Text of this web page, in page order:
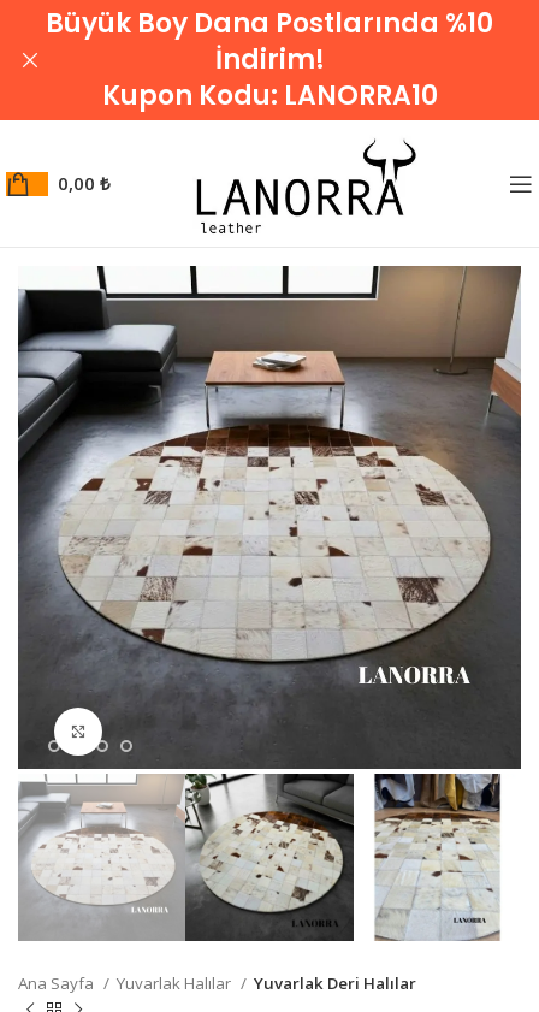
0,00 ₺
Ana Sayfa Yuvarlak Halılar Yuvarlak Deri Halılar
Büyük Boy Dana Postlarında %10
İndirim!
Kupon Kodu: LANORRA10